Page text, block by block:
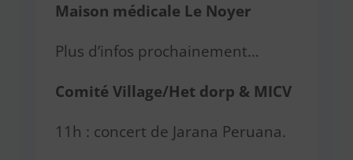
Maison médicale Le Noyer
Plus d’infos prochainement…
Comité Village/Het dorp & MICV
11h : concert de Jarana Peruana.